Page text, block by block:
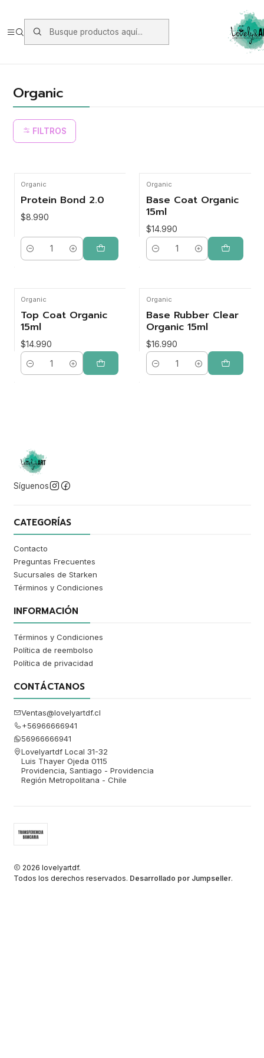
https://www.starken.cl/
Organic
FILTROS
Organic
Protein Bond 2.0
$8.990
Cantidad
Organic
Base Coat Organic
15ml
$14.990
Cantidad
Organic
Top Coat Organic
15ml
$14.990
Cantidad
Organic
Base Rubber Clear
Organic 15ml
$16.990
Cantidad
Síguenos
CATEGORÍAS
Contacto
Preguntas Frecuentes
Sucursales de Starken
Términos y Condiciones
INFORMACIÓN
Términos y Condiciones
Política de reembolso
Política de privacidad
CONTÁCTANOS
Ventas@lovelyartdf.cl
+56966666941
56966666941
Lovelyartdf Local 31-32
Luis Thayer Ojeda 0115
Providencia, Santiago - Providencia
Región Metropolitana - Chile
2026 lovelyartdf.
Todos los derechos reservados. Desarrollado por Jumpseller.